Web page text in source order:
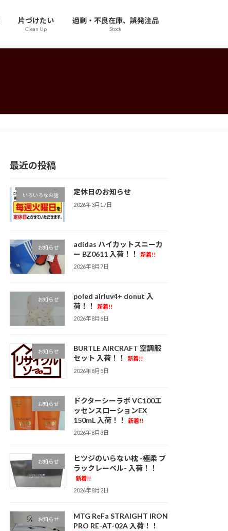
片づけたい
Clean Up
過剰・不良在庫、誤発注品
Stock
最近の投稿
いろいろなお話 定休日のお知らせ
2026年3月17日
お知らせ
adidas ハイカットスニーカ
ー BZ0611 入荷！！
新着!!
2026年8月7日
お知らせ
poled airluv4+ donut 入
荷！！
新着!!
2026年8月6日
お知らせ
BURTLE AIRCRAFT 空調服
セット 入荷！！
新着!!
2026年8月5日
お知らせ
ドクターシーラボ VC100エ
ッセンスローションEX
150mL 入荷！！
新着!!
2026年8月3日
お知らせ
ヒツジのいらない枕 -極柔 ブ
ラックレーベル- 入荷！！
新着!!
2026年8月2日
お知らせ
MTG ReFa STRAIGHT IRON
PRO RE-AT-02A 入荷！！